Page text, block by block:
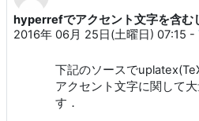
hyperrefでアクセント文字を含む
2016年 06月 25日(土曜日) 07:15 -
返信数: 0
下記のソースで
アクセント文字に関して
す．